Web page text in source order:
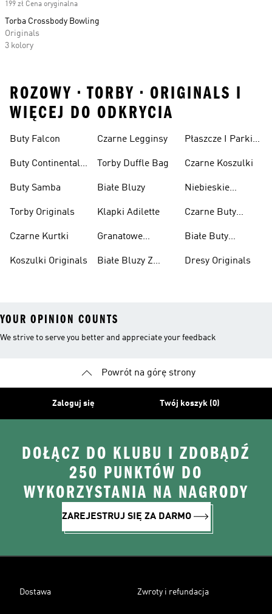
199 zł Cena oryginalna
Torba Crossbody Bowling
Originals
3 kolory
ROZOWY • TORBY • ORIGINALS I
WIĘCEJ DO ODKRYCIA
Buty Falcon
Buty Continental
Buty Samba
Torby Originals
Czarne Kurtki
Koszulki Originals
Czarne Legginsy
Torby Duffle Bag
Białe Bluzy
Klapki Adilette
Granatowe
Białe Bluzy Z
Płaszcze I Parki
Czarne Koszulki
Niebieskie
Czarne Buty
Białe Buty
Dresy Originals
YOUR OPINION COUNTS
We strive to serve you better and appreciate your feedback
Powrót na górę strony
Zaloguj się Twój koszyk (0)
DOŁĄCZ DO KLUBU I ZDOBĄDŹ
250 PUNKTÓW DO
WYKORZYSTANIA NA NAGRODY
ZAREJESTRUJ SIĘ ZA DARMO
Dostawa Zwroty i refundacja